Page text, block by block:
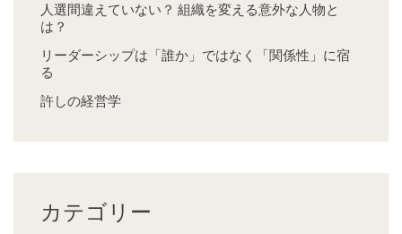
人選間違えていない？ 組織を変える意外な人物と
は？
リーダーシップは「誰か」ではなく「関係性」に宿
る
許しの経営学
カテゴリー